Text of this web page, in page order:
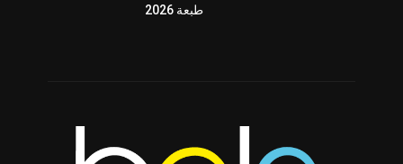
طبعة 2026